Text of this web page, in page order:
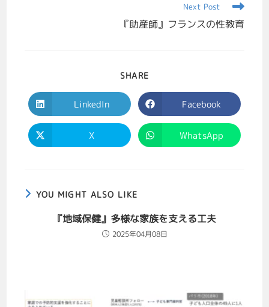
Next Post
『助産師』フランスの性教育
SHARE
LinkedIn Facebook
X WhatsApp
YOU MIGHT ALSO LIKE
『地域保健』多様な家族を支える工夫
2025年04月08日